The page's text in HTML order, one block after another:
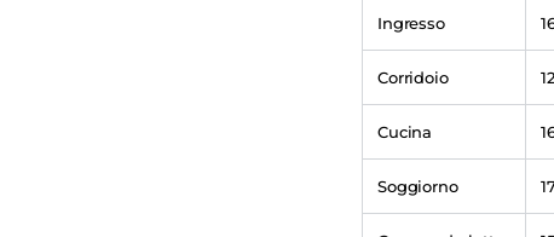
Ingresso
Corridoio
Cucina
Soggiorno